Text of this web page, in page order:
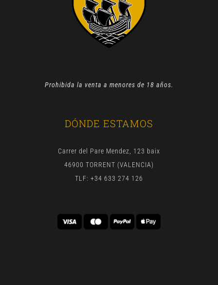
Prohibida la venta a menores de 18 años.
DÓNDE ESTAMOS
Carrer del Pare Mendez, 123 baix
46900 TORRENT (VALENCIA)
TLF: +34 633 274 126